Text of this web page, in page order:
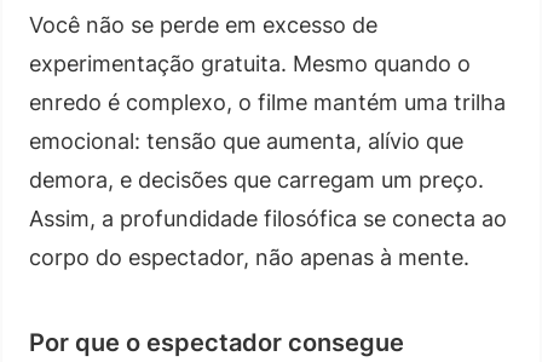
Você não se perde em excesso de
experimentação gratuita. Mesmo quando o
enredo é complexo, o filme mantém uma trilha
emocional: tensão que aumenta, alívio que
demora, e decisões que carregam um preço.
Assim, a profundidade filosófica se conecta ao
corpo do espectador, não apenas à mente.
Por que o espectador consegue